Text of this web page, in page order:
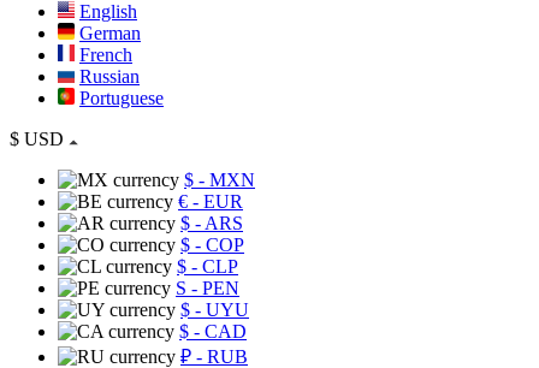
English
German
French
Russian
Portuguese
$ USD
$ - MXN
€ - EUR
$ - ARS
$ - COP
$ - CLP
S - PEN
$ - UYU
$ - CAD
₽ - RUB